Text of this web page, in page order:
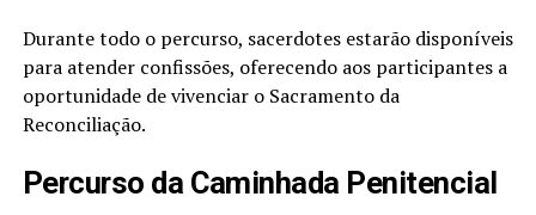
Durante todo o percurso, sacerdotes estarão disponíveis
para atender confissões, oferecendo aos participantes a
oportunidade de vivenciar o Sacramento da
Reconciliação.
Percurso da Caminhada Penitencial